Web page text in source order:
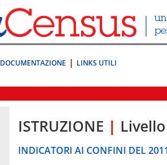
DOCUMENTAZIONE LINKS UTILI
ISTRUZIONE |
INDICATORI AI CONFINI DEL